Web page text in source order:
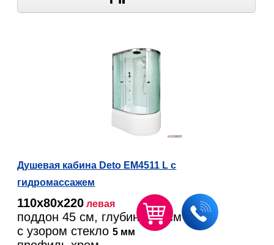
Душевая кабина Deto EM4511 L с
гидромассажем
110х80х220 левая
поддон 45 см, глубина 31 см
с узором стекло5 мм